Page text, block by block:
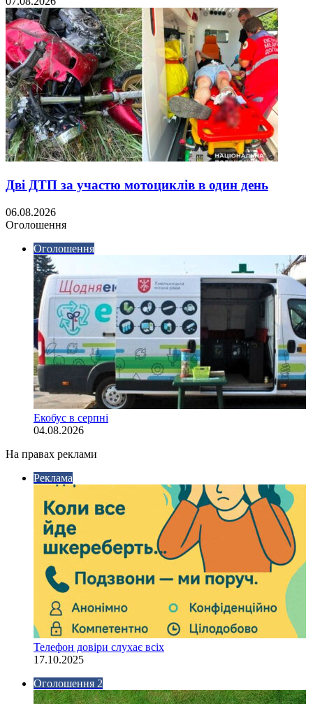
Дві ДТП за участю мотоциклів в один день
06.08.2026
Оголошення
Оголошення
Екобус в серпні
04.08.2026
На правах реклами
Реклама
Телефон довіри слухає всіх
17.10.2025
Оголошення 2